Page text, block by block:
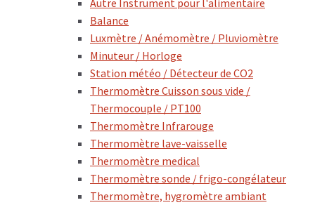
Autre Instrument pour l'alimentaire
Balance
Luxmètre / Anémomètre / Pluviomètre
Minuteur / Horloge
Station météo / Détecteur de CO2
Thermomètre Cuisson sous vide /
Thermocouple / PT100
Thermomètre Infrarouge
Thermomètre lave-vaisselle
Thermomètre medical
Thermomètre sonde / frigo-congélateur
Thermomètre, hygromètre ambiant